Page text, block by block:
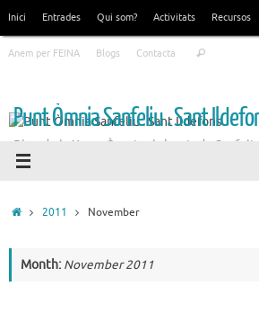
content
Inici Entrades Qui som? Activitats Recursos
Anem per FEINA Blogs Contacta Search
Punt Òmnia Sanfeliu . Sant
Blog de la Xarxa Òmnia als barris de
Home2011 November
Month: November 2011